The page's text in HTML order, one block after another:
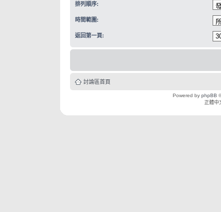
排列順序:
時間範圍:
返回第一頁:
討論區首頁
Powered by phpBB
正體中